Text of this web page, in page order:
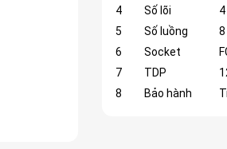
4
Số lõi
4
5
Số luồng
8
6
Socket
7
TDP
8
Bảo hành